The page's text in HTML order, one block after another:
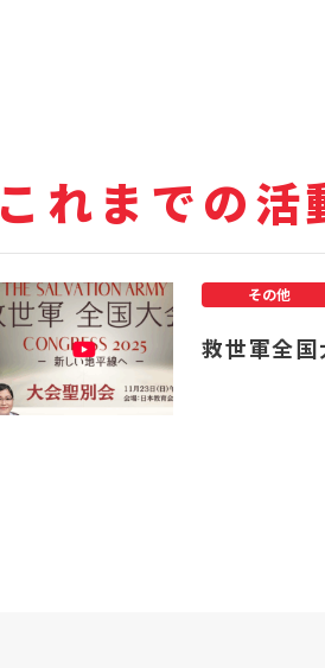
これまでの活
救世軍全
その他